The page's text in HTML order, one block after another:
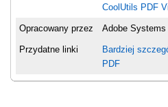
CoolUtils PDF
Opracowany przez Adobe Systems
Przydatne linki
Bardziej
PDF